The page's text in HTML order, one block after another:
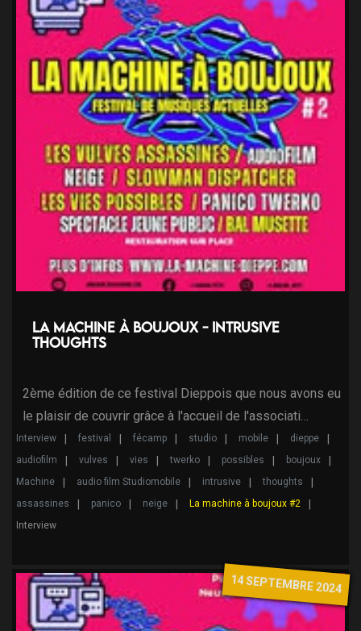
La machine à Boujoux - Intrusive
Thoughts
2ème édition de ce festival Dieppois que nous avons eu
le plaisir de couvrir grâce à l'accueil de l'associati…
Interview festival fécamp studio mobile
dieppe
audiofilm
vulves vies twerko possibles
boujoux
Machine
audio film Studiomobile intrusive
thoughts
assassines
panico neige
La machine à boujoux #2
Interview
14 SEPTEMBRE 2024